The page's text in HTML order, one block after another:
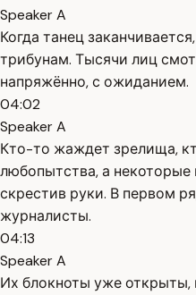
Speaker A
Когда танец
трибунам. Тысячи лиц
напряжённо, с ожиданием.
04:02
Speaker A
Кто-то жаждет зрелища,
любопытства, а
скрестив руки. В первом
журналисты.
04:13
Speaker A
Их блокноты уже